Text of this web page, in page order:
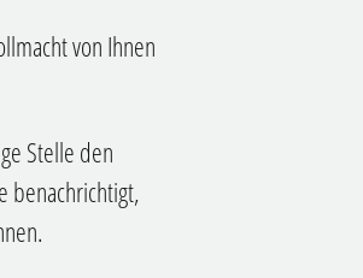
von Ihnen
Stelle den
benachrichtigt,